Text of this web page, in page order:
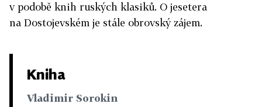
v podobě knih ruských klasiků. O jesetera
na Dostojevském je stále obrovský zájem.
Kniha
Vladimir Sorokin